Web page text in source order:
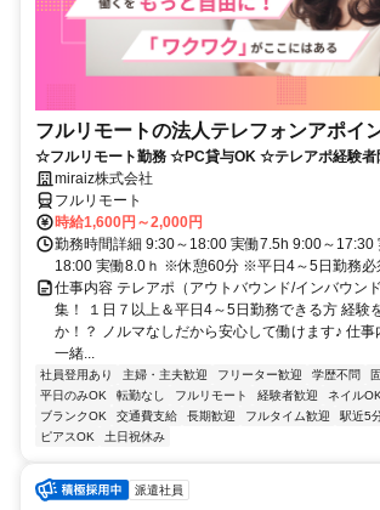
フルリモートの法人テレフォンアポイ
☆フルリモート勤務 ☆PC貸与OK ☆テレアポ経験者
miraiz株式会社
フルリモート
時給1,600円～2,000円
勤務時間詳細 9:30～18:00 実働7.5h 9:00～17:30
18:00 実働8.0ｈ ※休憩60分 ※平日4～5日勤務必
仕事内容 テレアポ（アウトバウンド/インバウン
集！ １日７以上＆平日4～5日勤務できる方 経験
か！？ ノルマなしだから安心して働けます♪ 仕事
一緒...
社員登用あり 主婦・主夫歓迎 フリーター歓迎 学歴不問
平日のみOK
転勤なし フルリモート 経験者歓迎 ネイルOK
ブランクOK
交通費支給 長期歓迎 フルタイム歓迎 駅近5
ピアスOK
土日祝休み
派遣社員